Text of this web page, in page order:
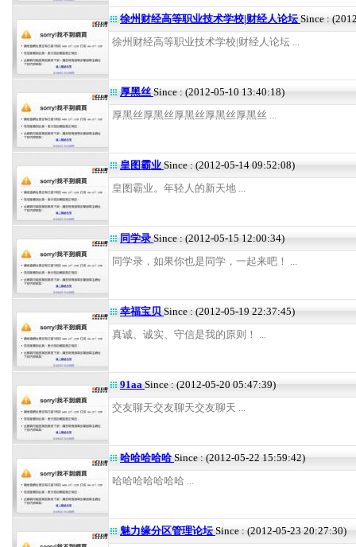
徐州财经高等职业技术学校|财经人论坛Since :
徐州财经高等职业技术学校|财经人论坛 ...
厚黑丝 Since : (2012-05-10 13:40:18)
厚黑丝厚黑丝厚黑丝厚黑丝厚黑丝 ...
皇图霸业 Since : (2012-05-14 09:52:08)
皇图霸业。年轻人的新天地 ...
同学录 Since : (2012-05-15 12:00:34)
同学录，如果你也是同学，一起来吧！ ...
幸福宝贝 Since : (2012-05-19 22:37:45)
真诚、诚实、守信是我的原则！ ...
91aa Since : (2012-05-20 05:47:39)
交友聊天交友聊天交友聊天 ...
哈哈哈哈哈Since : (2012-05-22 15:59:42)
哈哈哈哈哈哈哈 ...
魅力缘分区管理论坛Since : (2012-05-23 20:27:30)